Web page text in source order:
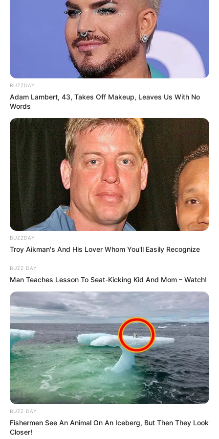
BUZZDAY
Adam Lambert, 43, Takes Off Makeup, Leaves Us With No
Words
BUZZDAY
Troy Aikman's And His Lover Whom You'll Easily Recognize
BUZZ DAY
Man Teaches Lesson To Seat-Kicking Kid And Mom – Watch!
BUZZ DAY
Fishermen See An Animal On An Iceberg, But Then They Look
Closer!